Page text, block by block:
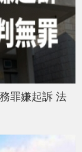
罪嫌起訴 法